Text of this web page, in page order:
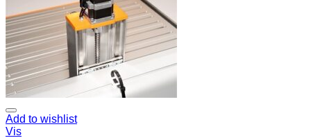
Add to wishlist
Vis